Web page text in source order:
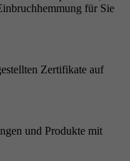
für Sie
Zertifikate auf
und Produkte mit